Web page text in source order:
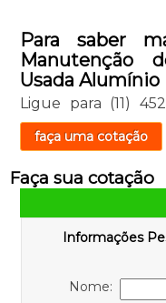
Para saber
Manutenção
Usada Alumínio
Ligue para (11)
faça uma cotação
Faça sua cotação
Informações
Nome: